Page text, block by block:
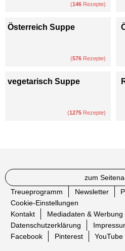
(146 Rezepte)
Österreich Suppe
(576 Rezepte)
vegetarisch Suppe
(1275 Rezepte)
zum
Treueprogramm
Newsletter
Cookie-Einstellungen
Kontakt
Mediadaten & Werbung
Datenschutzerklärung
Facebook
Pinterest YouTube